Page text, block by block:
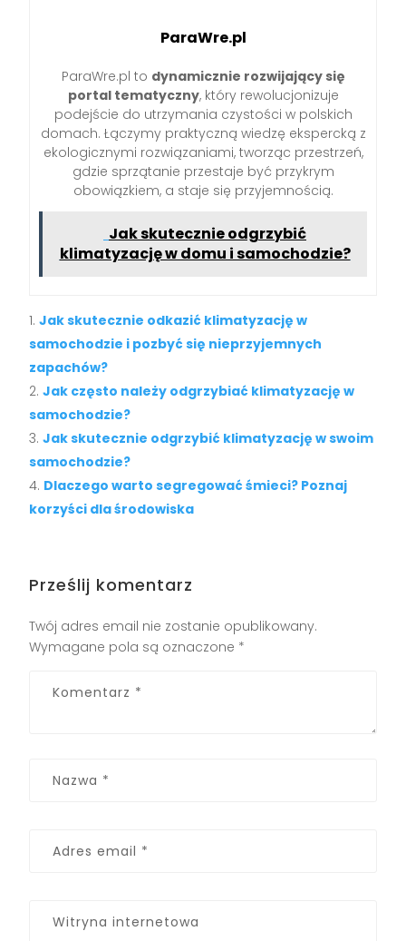
ParaWre.pl
ParaWre.pl to dynamicznie rozwijający się
portal tematyczny, który rewolucjonizuje
podejście do utrzymania czystości w polskich
domach. Łączymy praktyczną wiedzę ekspercką z
ekologicznymi rozwiązaniami, tworząc przestrzeń,
gdzie sprzątanie przestaje być przykrym
obowiązkiem, a staje się przyjemnością.
Jak skutecznie odgrzybić
klimatyzację w domu i samochodzie?
Jak skutecznie odkazić klimatyzację w
samochodzie i pozbyć się nieprzyjemnych
zapachów?
Jak często należy odgrzybiać klimatyzację w
samochodzie?
Jak skutecznie odgrzybić klimatyzację w swoim
samochodzie?
Dlaczego warto segregować śmieci? Poznaj
korzyści dla środowiska
Prześlij komentarz
Twój adres email nie zostanie opublikowany.
Wymagane pola są oznaczone *